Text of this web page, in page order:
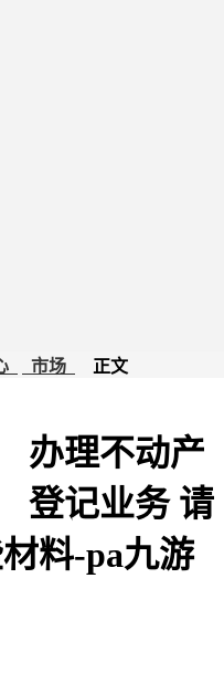
市场 正文
办理不动产
登记业务 请
料-pa九游